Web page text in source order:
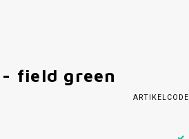
field green
ARTIKELCODE